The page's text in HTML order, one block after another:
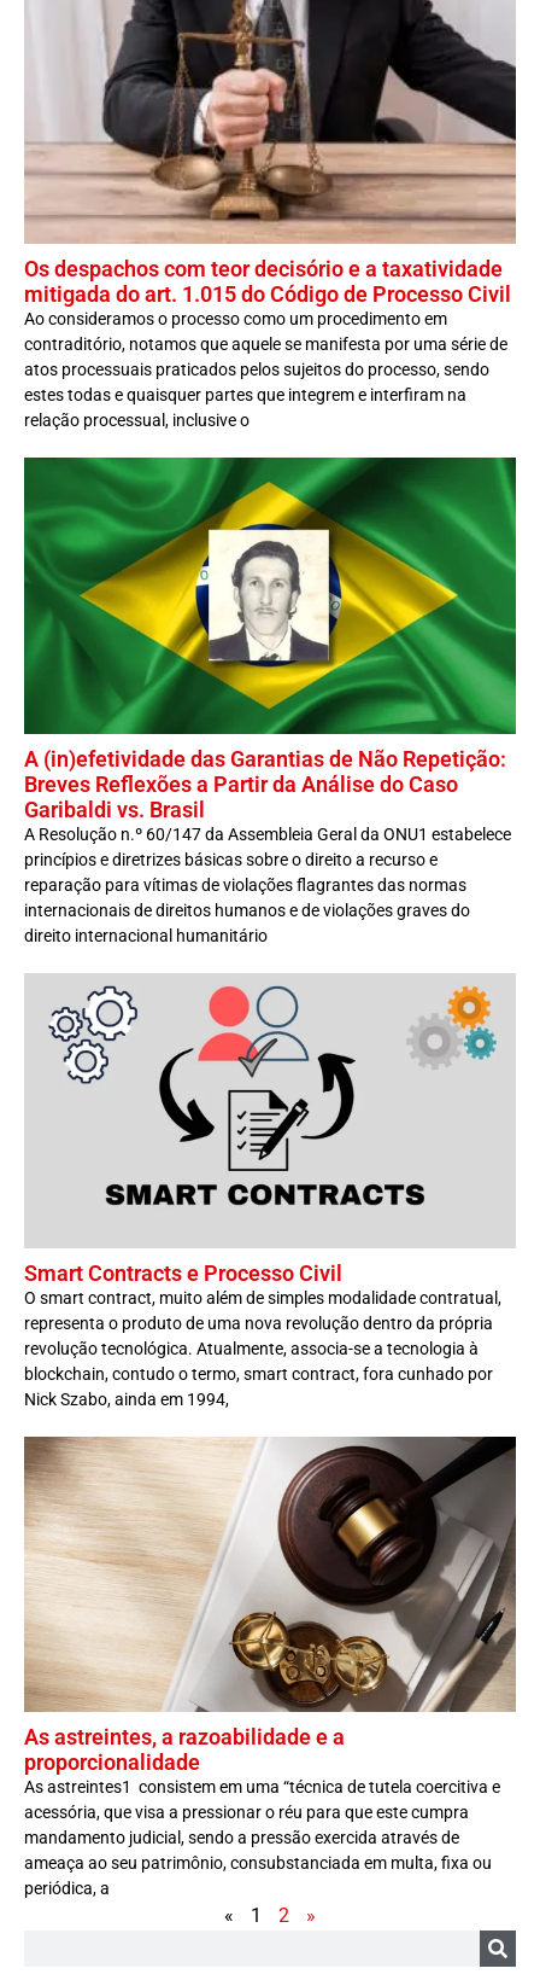
Os despachos com teor decisório e a taxatividade
mitigada do art. 1.015 do Código de Processo Civil
Ao consideramos o processo como um procedimento em
contraditório, notamos que aquele se manifesta por uma série de
atos processuais praticados pelos sujeitos do processo, sendo
estes todas e quaisquer partes que integrem e interfiram na
relação processual, inclusive o
A (in)efetividade das Garantias de Não Repetição:
Breves Reflexões a Partir da Análise do Caso
Garibaldi vs. Brasil
A Resolução n.º 60/147 da Assembleia Geral da ONU1 estabelece
princípios e diretrizes básicas sobre o direito a recurso e
reparação para vítimas de violações flagrantes das normas
internacionais de direitos humanos e de violações graves do
direito internacional humanitário
Smart Contracts e Processo Civil
O smart contract, muito além de simples modalidade contratual,
representa o produto de uma nova revolução dentro da própria
revolução tecnológica. Atualmente, associa-se a tecnologia à
blockchain, contudo o termo, smart contract, fora cunhado por
Nick Szabo, ainda em 1994,
As astreintes, a razoabilidade e a
proporcionalidade
As astreintes1 consistem em uma “técnica de tutela coercitiva e
acessória, que visa a pressionar o réu para que este cumpra
mandamento judicial, sendo a pressão exercida através de
ameaça ao seu patrimônio, consubstanciada em multa, fixa ou
periódica, a
« 1 2 »